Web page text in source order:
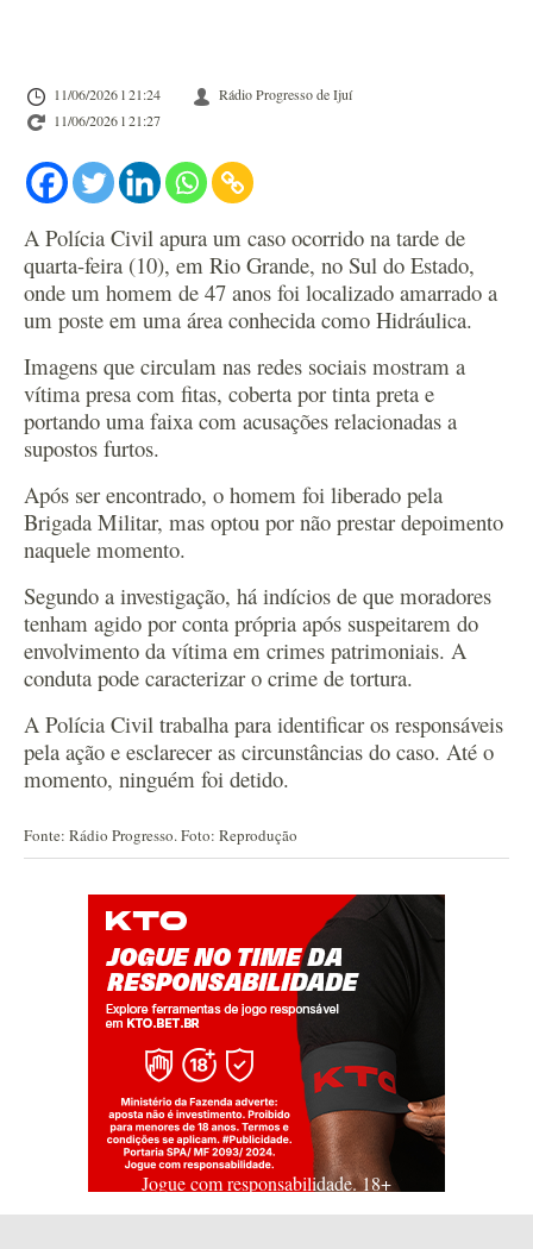
11/06/2026 l 21:24
Rádio Progresso de Ijuí
11/06/2026 l 21:27
A Polícia Civil apura um caso ocorrido na tarde de
quarta-feira (10), em Rio Grande, no Sul do Estado,
onde um homem de 47 anos foi localizado amarrado a
um poste em uma área conhecida como Hidráulica.
Imagens que circulam nas redes sociais mostram a
vítima presa com fitas, coberta por tinta preta e
portando uma faixa com acusações relacionadas a
supostos furtos.
Após ser encontrado, o homem foi liberado pela
Brigada Militar, mas optou por não prestar depoimento
naquele momento.
Segundo a investigação, há indícios de que moradores
tenham agido por conta própria após suspeitarem do
envolvimento da vítima em crimes patrimoniais. A
conduta pode caracterizar o crime de tortura.
A Polícia Civil trabalha para identificar os responsáveis
pela ação e esclarecer as circunstâncias do caso. Até o
momento, ninguém foi detido.
Fonte: Rádio Progresso. Foto: Reprodução
Jogue com responsabilidade. 18+